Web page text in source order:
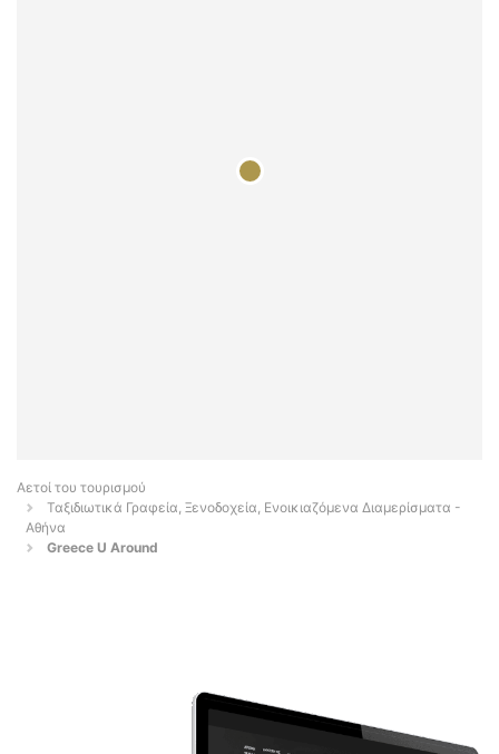
Αετοί του τουρισμού
Ταξιδιωτικά Γραφεία, Ξενοδοχεία, Ενοικιαζόμενα Διαμερίσματα -
Αθήνα
Greece U Around